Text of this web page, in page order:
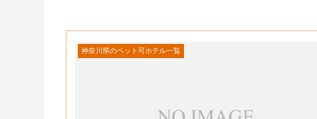
神奈川県のペット可ホテル一覧